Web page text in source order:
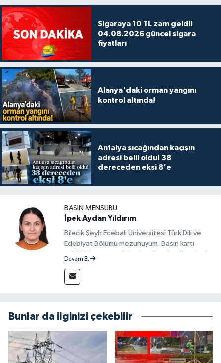
Sigaraya 10 TL zam geldi!
04.08.2026 güncel sigara
fiyatları
Alanya'daki orman yangını
kontrol altında!
Antalya sıcağından kaçışın
adresi belli oldu! 38
dereceden eksi 8'e
BASIN MENSUBU
İpek Aydan Yıldırım
Bilecik Şeyh Edebali Üniversitesi Türk Dili ve
Edebiyat Bölümü mezunuyum. Basın kartı
sahibi bir gazeteci olarak, güncel gelişmeleri
güvenilir ve tarafsız bilgilerle buluşturmayı
amaçlıyorum. Habercilik anlayışımda etik
alanlarda ürettiğim içeriklerle kamuoyuna
fayda sağla
Devam Et
Bunlar da ilginizi çekebilir